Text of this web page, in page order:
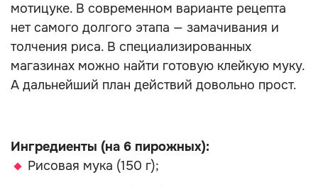
мотицуке. В современном варианте рецепта
нет самого долгого этапа — замачивания и
толчения риса. В специализированных
магазинах можно найти готовую клейкую муку.
А дальнейший план действий довольно прост.
Ингредиенты (на 6 пирожных):
Рисовая мука (150 г);